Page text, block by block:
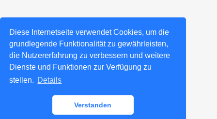
Diese Internetseite verwendet Cookies, um die
grundlegende Funktionalität zu gewährleisten,
die Nutzererfahrung zu verbessern und weitere
Dienste und Funktionen zur Verfügung zu
stellen. Details
Verstanden